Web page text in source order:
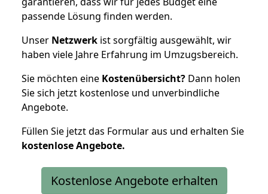
passende Lösung finden werden.
Unser Netzwerk ist sorgfältig ausgewählt, wir
haben viele Jahre Erfahrung im Umzugsbereich.
Sie möchten eine Kostenübersicht? Dann holen
Sie sich jetzt kostenlose und unverbindliche
Angebote.
Füllen Sie jetzt das Formular aus und erhalten Sie
kostenloseAngebote.
Kostenlose Angebote erhalten